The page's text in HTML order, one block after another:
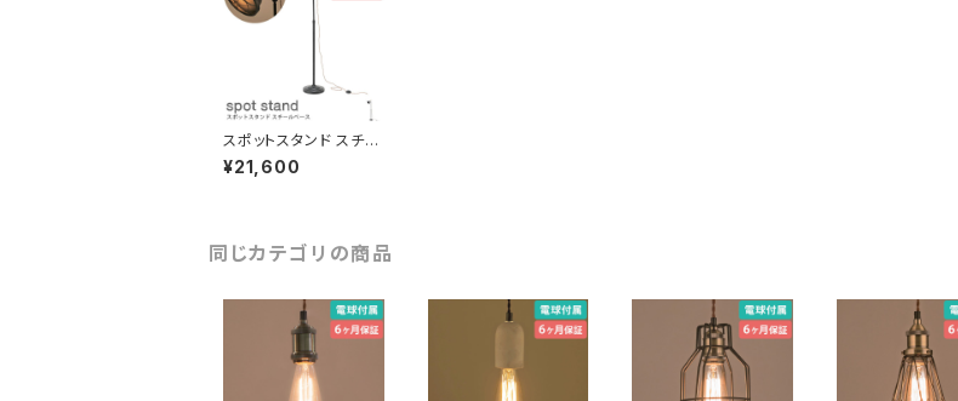
スポットスタンド スチー
ル脚 間接照明 展示照
明に 電球付属 ライティ
¥21,600
同じカテゴリの商品